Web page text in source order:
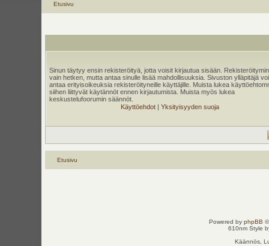
Etusivu
Sinun täytyy ensin rekisteröityä, jotta voisit kirjautua sisään.
vain hetken, mutta antaa sinulle lisää mahdollisuuksia. Sivuston ylläpitäjä
antaa erityisoikeuksia rekisteröityneille käyttäjille. Muista lukea
siihen liittyvät käytännöt ennen kirjautumista. Muista myös lukea
keskustelufoorumin säännöt.
Käyttöehdot| Yksityisyyden suoja
Etusivu
Powered by phpBB
610nm Style
Käännös,